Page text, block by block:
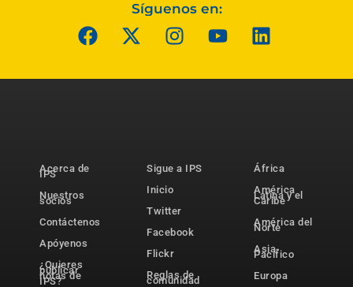
Síguenos en:
Acerca de
IPS
Nuestros
socios
Contáctenos
Apóyenos
¿Quieres
publicar
notas de
IPS?
Sigue a IPS
Inicio
Twitter
Facebook
Flickr
Reglas de
comunidad
África
América
Latina y el
Caribe
América del
Norte
Asia-
Pacífico
Europa